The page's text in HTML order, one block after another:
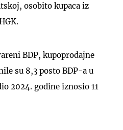
osobito kupaca iz
BDP, kupoprodajne
su 8,3 posto BDP-a u
2024. godine iznosio 11